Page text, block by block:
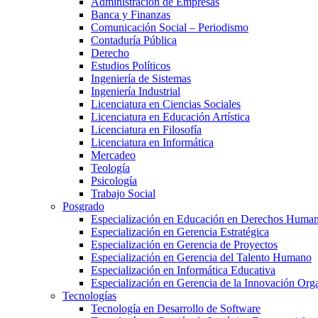
Banca y Finanzas
Comunicación Social – Periodismo
Contaduría Pública
Derecho
Estudios Políticos
Ingeniería de Sistemas
Ingeniería Industrial
Licenciatura en Ciencias Sociales
Licenciatura en Educación Artística
Licenciatura en Filosofía
Licenciatura en Informática
Mercadeo
Teología
Psicología
Trabajo Social
Posgrado
Especialización en Educación en Derechos
Especialización en Gerencia Estratégica
Especialización en Gerencia de Proyectos
Especialización en Gerencia del Talento Humano
Especialización en Informática Educativa
Especialización en Gerencia de la Innovación
Tecnologías
Tecnología en Desarrollo de Software